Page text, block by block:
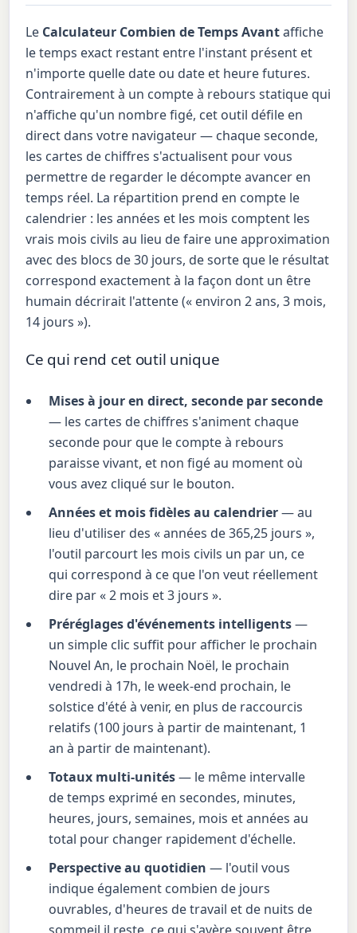
Le Calculateur Combien de Temps Avantaffiche
le temps exact restant entre l'instant présent et
n'importe quelle date ou date et heure futures.
Contrairement à un compte à rebours statique qui
n'affiche qu'un nombre figé, cet outil défile en
direct dans votre navigateur — chaque seconde,
les cartes de chiffres s'actualisent pour vous
permettre de regarder le décompte avancer en
temps réel. La répartition prend en compte le
calendrier : les années et les mois comptent les
vrais mois civils au lieu de faire une approximation
avec des blocs de 30 jours, de sorte que le résultat
correspond exactement à la façon dont un être
humain décrirait l'attente (« environ 2 ans, 3 mois,
14 jours »).
Ce qui rend cet outil unique
Mises à jour en direct, seconde par seconde
— les cartes de chiffres s'animent chaque
seconde pour que le compte à rebours
paraisse vivant, et non figé au moment où
vous avez cliqué sur le bouton.
Années et mois fidèles au calendrier— au
lieu d'utiliser des « années de 365,25 jours »,
l'outil parcourt les mois civils un par un, ce
qui correspond à ce que l'on veut réellement
dire par « 2 mois et 3 jours ».
Préréglages d'événements intelligents—
un simple clic suffit pour afficher le prochain
Nouvel An, le prochain Noël, le prochain
vendredi à 17h, le week-end prochain, le
solstice d'été à venir, en plus de raccourcis
relatifs (100 jours à partir de maintenant, 1
an à partir de maintenant).
Totaux multi-unités— le même intervalle
de temps exprimé en secondes, minutes,
heures, jours, semaines, mois et années au
total pour changer rapidement d'échelle.
Perspective au quotidien — l'outil vous
indique également combien de jours
ouvrables, d'heures de travail et de nuits de